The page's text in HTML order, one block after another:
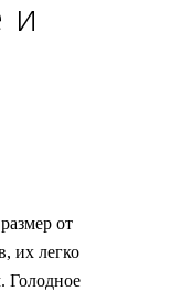
и
от
их легко
Голодное